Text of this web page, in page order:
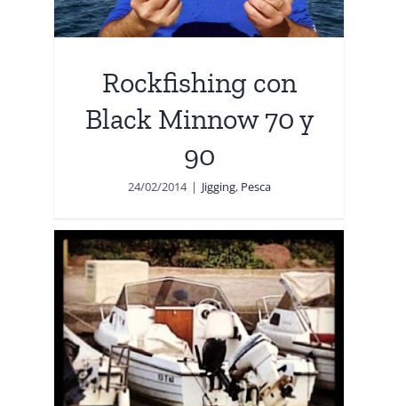
Rockfishing con
Black Minnow 70 y
90
24/02/2014 | Jigging, Pesca